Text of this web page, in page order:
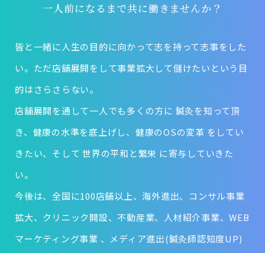
一人前になるまで共に働きませんか？
皆と一緒に人生の目的に向かって志を持って志事をした
い。ただ店舗展開をして事業拡大して儲けたいという目
的はさらさらない。
店舗展開を通して一人でも多くの方に 鍼灸を知って頂
き、健康の水準を底上げし、健康のOSの変革 をしてい
きたい、そして 世界の平和と繁栄 に寄与していきた
い。
今後は、全国に100店舗以上、海外進出、コンサル事業
拡大、クリニック開設、不動産業、人材紹介事業、WEB
マーケティング事業 、メディア進出(鍼灸師認知度UP)